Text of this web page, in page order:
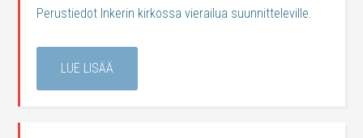
Perustiedot Inkerin kirkossa vierailua suunnitteleville.
LUE LISÄÄ